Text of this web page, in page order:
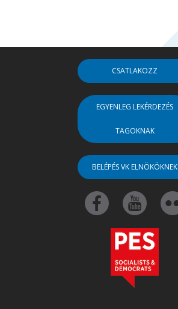
CSATLAKOZZ
EGYENLEG LEKÉRDEZÉS
TAGOKNAK
BELÉPÉS VK ELNÖKÖKNEK